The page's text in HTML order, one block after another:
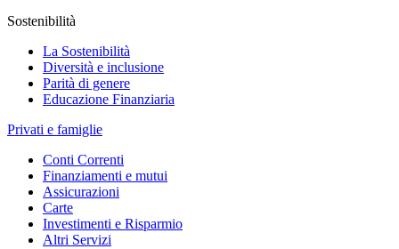
Sostenibilità
La Sostenibilità
Diversità e inclusione
Parità di genere
Educazione Finanziaria
Privati e famiglie
Conti Correnti
Finanziamenti e mutui
Assicurazioni
Carte
Investimenti e Risparmio
Altri Servizi